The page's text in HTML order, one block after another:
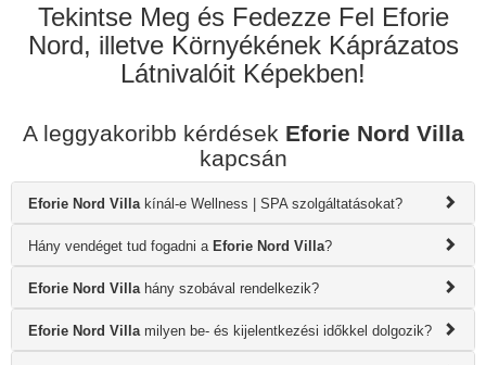
Tekintse Meg és Fedezze Fel Eforie
Nord, illetve Környékének Káprázatos
Látnivalóit Képekben!
A leggyakoribb kérdések Eforie Nord Villa
kapcsán
Eforie Nord Villa kínál-e Wellness | SPA szolgáltatásokat?
Hány vendéget tud fogadni a Eforie Nord Villa?
Eforie Nord Villa hány szobával rendelkezik?
Eforie Nord Villa milyen be- és kijelentkezési időkkel dolgozik?